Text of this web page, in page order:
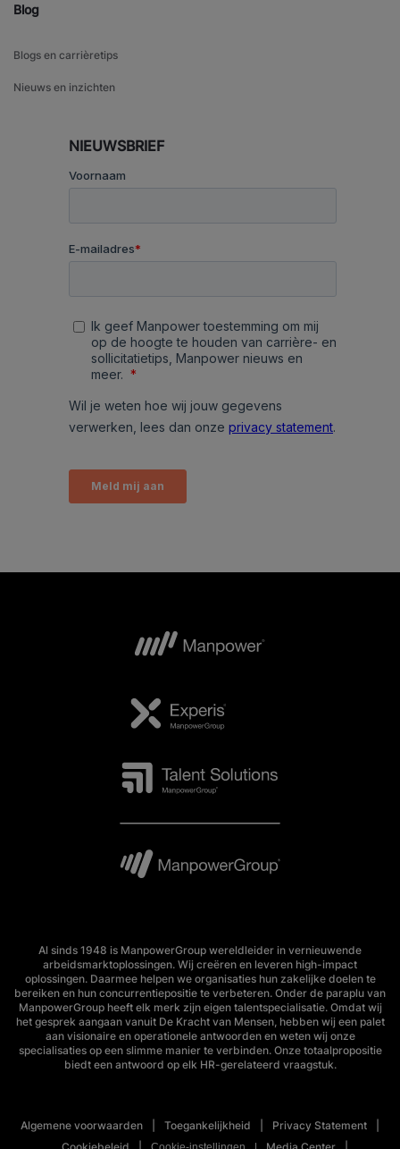
Blog
Blogs en carrièretips
Nieuws en inzichten
NIEUWSBRIEF
Al sinds 1948 is ManpowerGroup wereldleider in vernieuwende
arbeidsmarktoplossingen. Wij creëren en leveren high-impact
oplossingen. Daarmee helpen we organisaties hun zakelijke doelen te
bereiken en hun concurrentiepositie te verbeteren. Onder de paraplu van
ManpowerGroup heeft elk merk zijn eigen talentspecialisatie. Omdat wij
het gesprek aangaan vanuit De Kracht van Mensen, hebben wij een palet
aan visionaire en operationele antwoorden en weten wij onze
specialisaties op een slimme manier te verbinden. Onze totaalpropositie
biedt een antwoord op elk HR-gerelateerd vraagstuk.
Algemene voorwaarden Toegankelijkheid
Privacy Statement